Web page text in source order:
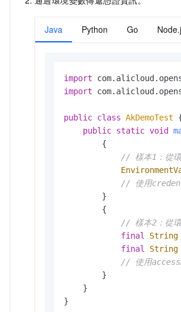
Java Python Go
import
import
public class AkDemoTest
public static void
        {
// 樣本1：從環
// 使用
        }
        {
// 樣本2：從
final
String
final
String
// 使用
        }
    }
}